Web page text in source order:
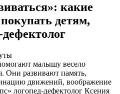
какие
детям,
дефектолог
малышу весело
Они развивают память,
движений, воображение
логопед-дефектолог Ксения